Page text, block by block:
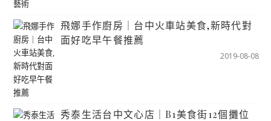
飛娜手作廚房｜台中火車站美食,新時代對
面好吃早午餐推薦
2019-08-08
秀泰生活台中文心店｜B1美食街12個攤位